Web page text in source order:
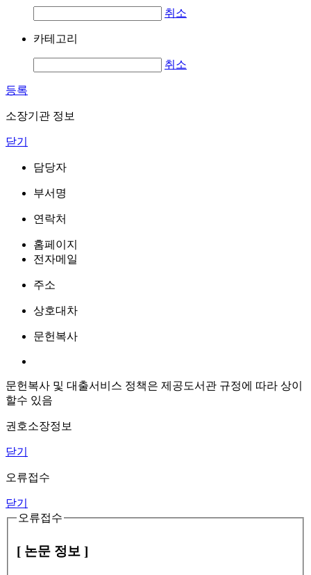
취소
카테고리
취소
등록
소장기관 정보
닫기
담당자
부서명
연락처
홈페이지
전자메일
주소
상호대차
문헌복사
문헌복사 및 대출서비스 정책은 제공도서관 규정에 따라 상이
할수 있음
권호소장정보
닫기
오류접수
닫기
오류접수
[ 논문 정보 ]